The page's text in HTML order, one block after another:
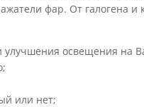
фар. От галогена
улучшения освещения на
или нет;